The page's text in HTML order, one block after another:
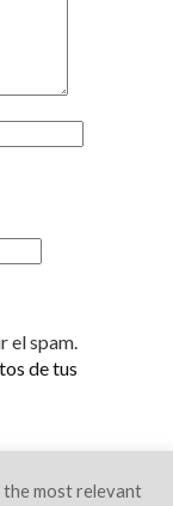
el spam.
de tus
the most relevant